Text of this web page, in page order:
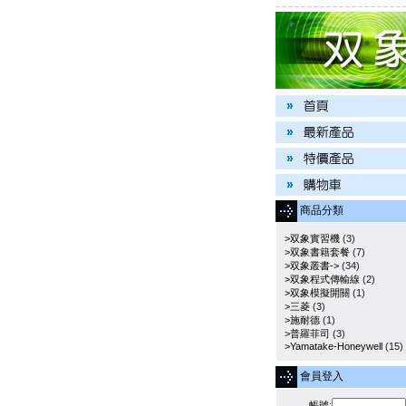
商品分類
>双象實習機(3)
>双象書籍套餐(7)
>双象叢書->(34)
>双象程式傳輸線 (2)
>双象模擬開關(1)
>三菱(3)
>施耐德(1)
>普羅菲司 (3)
>Yamatake-Honeywell(15)
會員登入